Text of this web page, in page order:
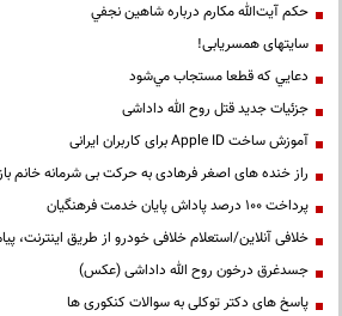
حكم آيت‌الله مكارم درباره شاهين نجفي
سایتهای همسریابی!
دعايي كه قطعا مستجاب مي‌شود
جزئیات جدید قتل روح الله داداشی
آموزش ساخت Apple ID برای کاربران ایرانی
راز خنده های اصغر فرهادی به حرکت بی شرمانه خانم
پرداخت ۱۰۰ درصد پاداش پایان خدمت فرهنگیان
خلافی آنلاین/استعلام خلافی خودرو از طریق اینترنت،
جسدغرق درخون روح الله داداشی (عکس)
پاسخ های دکتر توکلی به سوالات کنکوری ها